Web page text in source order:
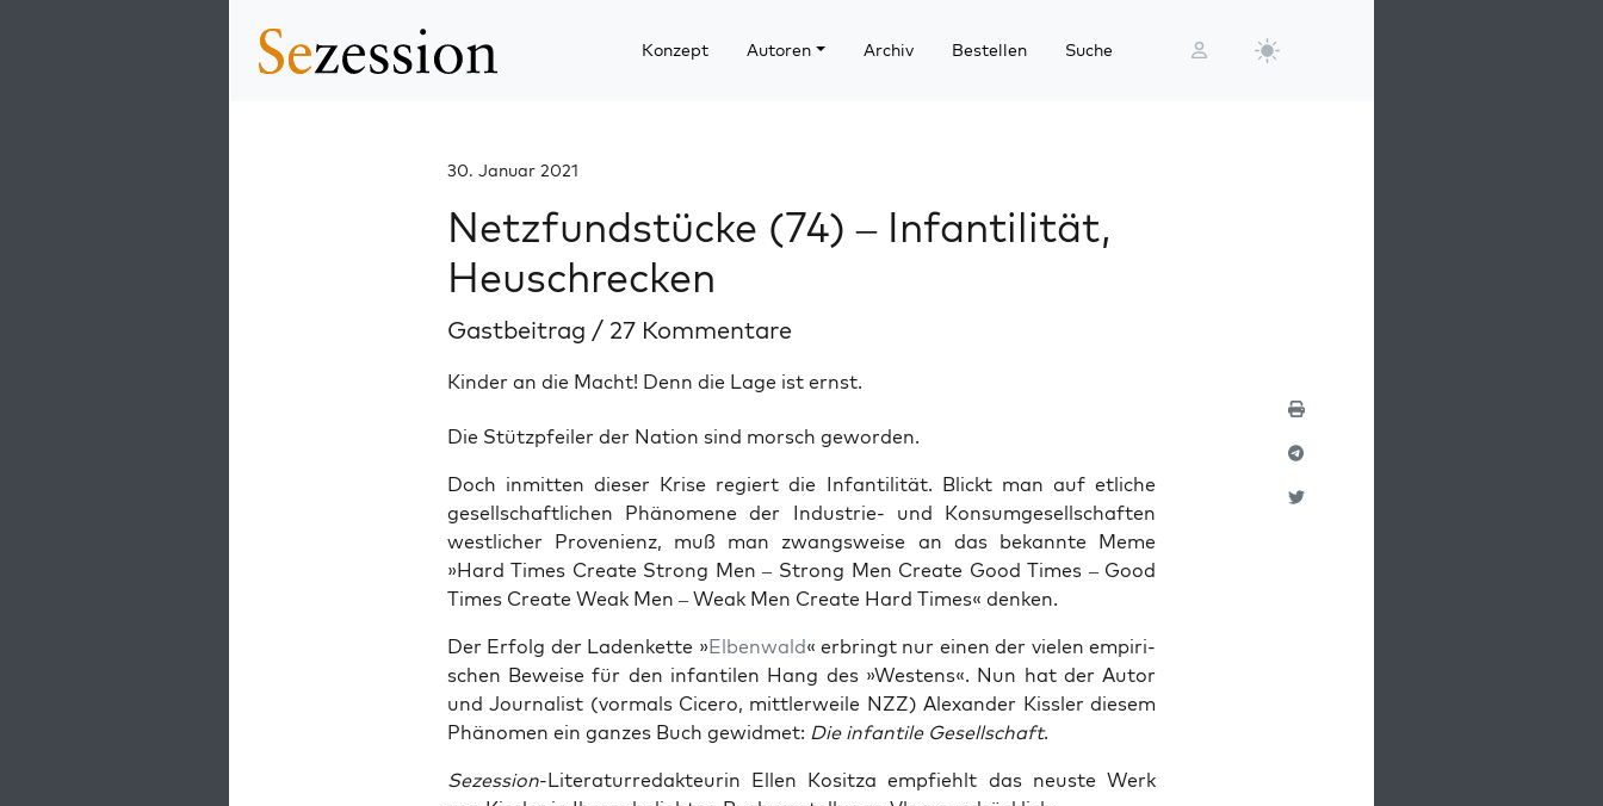
Konzept Autoren Archiv Bestellen Suche
30. Januar 2021
Netzfundstücke (74) – Infantilität,
Heuschrecken
Gastbeitrag / 27 Kommentare
Kinder an die Macht! Denn die Lage ist ernst.
Die Stütz­pfei­ler der Nati­on sind morsch geworden.
Doch inmit­ten die­ser Kri­se regiert die Infan­ti­li­tät. Blickt man auf etli­che
gesell­schaft­li­chen Phä­no­me­ne der Indus­trie- und Kon­sum­ge­sell­schaf­ten
west­li­cher Pro­ve­ni­enz, muß man zwangs­wei­se an das bekann­te Meme
»Hard Times Crea­te Strong Men – Strong Men Crea­te Good Times – Good
Times Crea­te Weak Men – Weak Men Crea­te Hard Times« denken.
Der Erfolg der Laden­ket­te »Elben­wald« erbringt nur einen der vie­len empi­ri­
schen Bewei­se für den infan­ti­len Hang des »Wes­tens«. Nun hat der Autor
und Jour­na­list (vor­mals Cice­ro, mitt­ler­wei­le NZZ) Alex­an­der Kiss­ler die­sem
Phä­no­men ein gan­zes Buch gewid­met: Die infan­ti­le Gesell­schaft.
Sezes­si­on-Lite­ra­tur­re­dak­teu­rin Ellen Kositza emp­fiehlt das neus­te Werk